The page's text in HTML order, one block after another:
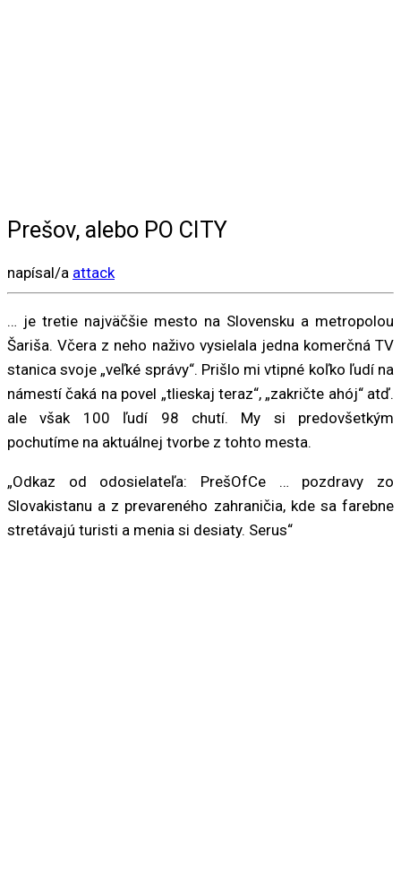
Prešov, alebo PO CITY
napísal/a attack
… je tretie najväčšie mesto na Slovensku a metropolou
Šariša. Včera z neho naživo vysielala jedna komerčná TV
stanica svoje „veľké správy“. Prišlo mi vtipné koľko ľudí na
námestí čaká na povel „tlieskaj teraz“, „zakričte ahój“ atď.
ale však 100 ľudí 98 chutí. My si predovšetkým
pochutíme na aktuálnej tvorbe z tohto mesta.
„Odkaz od odosielateľa: PrešOfCe … pozdravy zo
Slovakistanu a z prevareného zahraničia, kde sa farebne
stretávajú turisti a menia si desiaty. Serus“